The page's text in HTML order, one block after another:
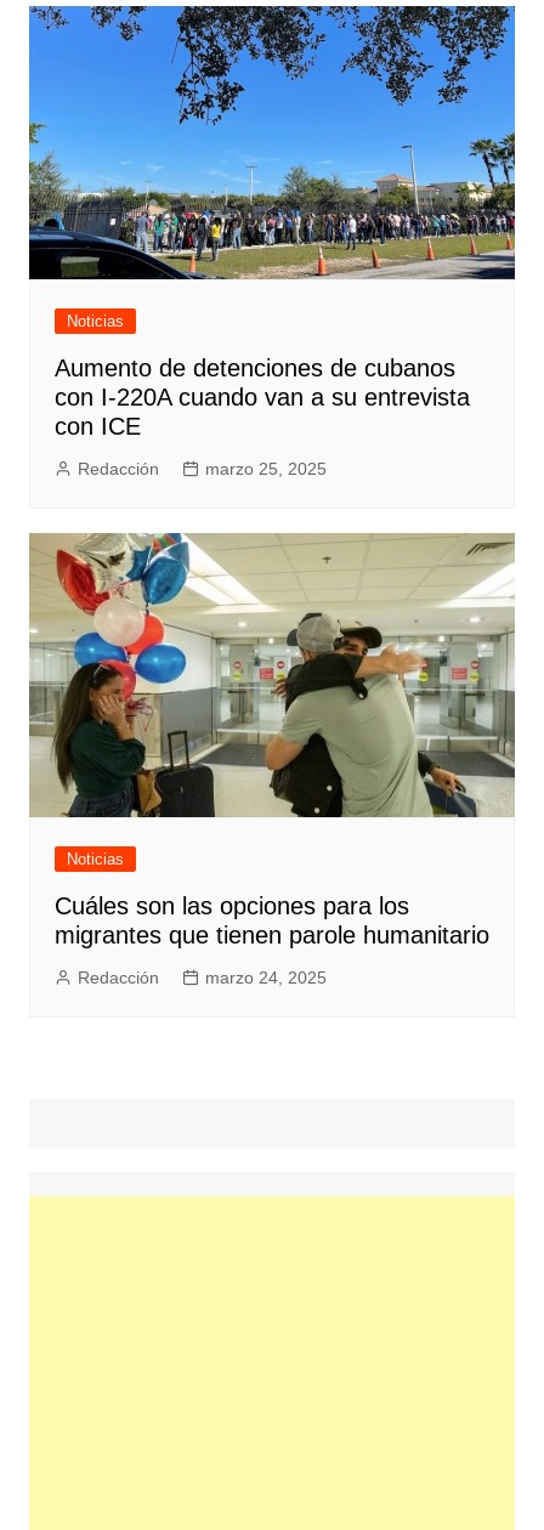
Noticias
Aumento de detenciones de cubanos
con I-220A cuando van a su entrevista
con ICE
Redacción marzo 25, 2025
Noticias
Cuáles son las opciones para los
migrantes que tienen parole humanitario
Redacción marzo 24, 2025